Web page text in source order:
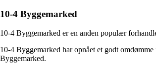
10-4 Byggemarked
10-4 Byggemarked er en anden populær
10-4 Byggemarked har opnået et godt
Byggemarked.